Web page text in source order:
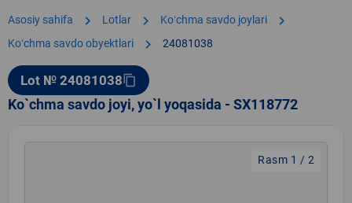
Asosiy sahifa chevron_right Lotlar chevron_right Koʻchma savdo joylari chevron_right
Koʻchma savdo obyektlari chevron_right 24081038
Lot № 24081038content_copy
Ko`chma savdo joyi, yo`l yoqasida - SX118772
Rasm 1 / 2